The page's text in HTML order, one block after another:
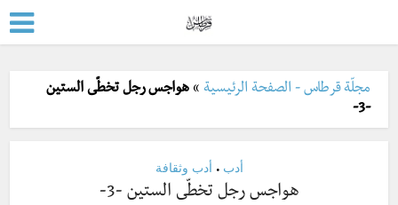
مجلّة قرطاس - الصفحة الرئيسية »هواجس رجل تخطّى الستين
-3-
أدب • أدب وثقافة
هواجس رجل تخطّى الستين -3-